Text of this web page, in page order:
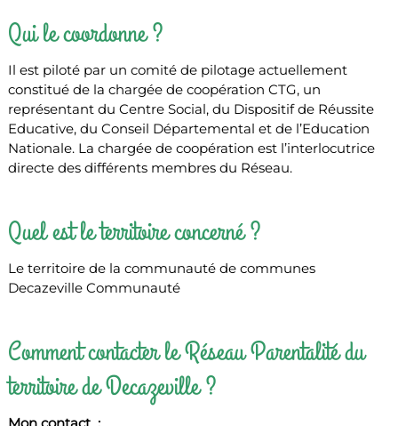
Qui le coordonne ?
Il est piloté par un comité de pilotage actuellement
constitué de la chargée de coopération CTG, un
représentant du Centre Social, du Dispositif de Réussite
Educative, du Conseil Départemental et de l’Education
Nationale. La chargée de coopération est l’interlocutrice
directe des différents membres du Réseau.
Quel est le territoire concerné ?
Le territoire de la communauté de communes
Decazeville Communauté
Comment contacter le Réseau Parentalité du
territoire de Decazeville ?